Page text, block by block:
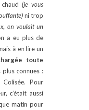
(je vous
ni trop
on voulait un
a eu plus de
à en lire un
toute
connues :
Pour
c’était aussi
matin pour